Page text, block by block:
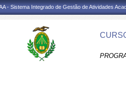
- Sistema Integrado de Gestão de Atividades